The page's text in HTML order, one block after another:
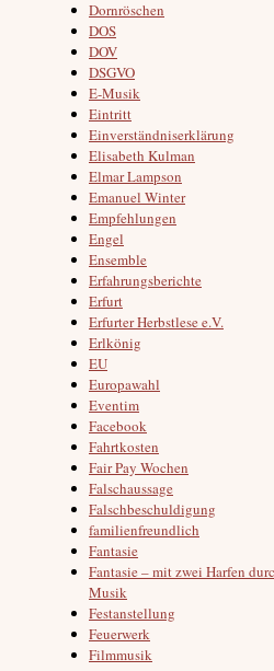
Dornröschen
DOS
DOV
DSGVO
E-Musik
Eintritt
Einverständniserklärung
Elisabeth Kulman
Elmar Lampson
Emanuel Winter
Empfehlungen
Engel
Ensemble
Erfahrungsberichte
Erfurt
Erfurter Herbstlese e.V.
Erlkönig
EU
Europawahl
Eventim
Facebook
Fahrtkosten
Fair Pay Wochen
Falschaussage
Falschbeschuldigung
familienfreundlich
Fantasie
Fantasie – mit zwei Harfen
Musik
Festanstellung
Feuerwerk
Filmmusik